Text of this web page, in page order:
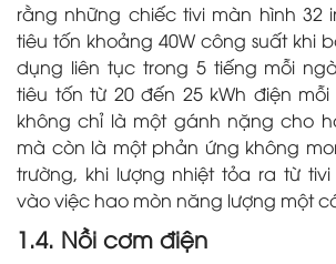
rằng những chiếc tivi màn hình 32
tiêu tốn khoảng 40W công suất khi
dụng liên tục trong 5 tiếng mỗi
tiêu tốn từ 20 đến 25 kWh điện
không chỉ là một gánh nặng cho
mà còn là một phản ứng không
trường, khi lượng nhiệt tỏa ra từ
vào việc hao mòn năng lượng một
1.4. Nồi cơm điện